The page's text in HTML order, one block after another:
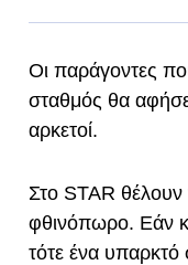
Οι παράγοντες
σταθμός θα
αρκετοί.
Στο STAR
φθινόπωρο. Εάν
τότε ένα υπαρκτό